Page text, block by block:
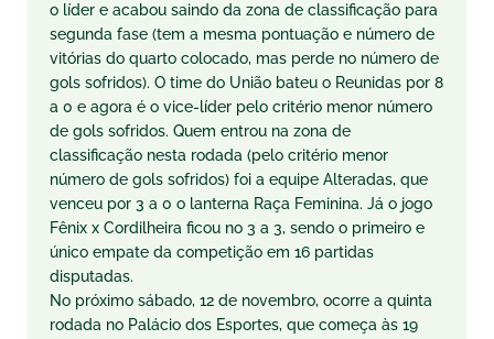
o líder e acabou saindo da zona de classificação para
segunda fase (tem a mesma pontuação e número de
vitórias do quarto colocado, mas perde no número de
gols sofridos). O time do União bateu o Reunidas por 8
a 0 e agora é o vice-líder pelo critério menor número
de gols sofridos. Quem entrou na zona de
classificação nesta rodada (pelo critério menor
número de gols sofridos) foi a equipe Alteradas, que
venceu por 3 a 0 o lanterna Raça Feminina. Já o jogo
Fênix x Cordilheira ficou no 3 a 3, sendo o primeiro e
único empate da competição em 16 partidas
disputadas.
No próximo sábado, 12 de novembro, ocorre a quinta
rodada no Palácio dos Esportes, que começa às 19